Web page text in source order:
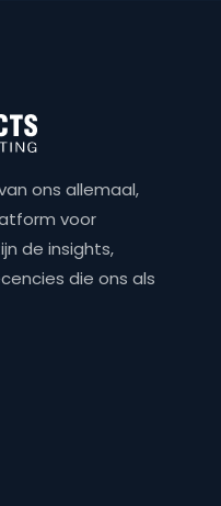
ons allemaal,
voor
de insights,
die ons als